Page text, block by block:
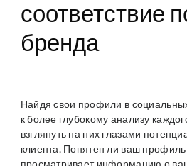
соответствие
бренда
Найдя свои профили в
к более глубокому анализу
взглянуть на них глазами
клиента. Понятен ли ваш профиль